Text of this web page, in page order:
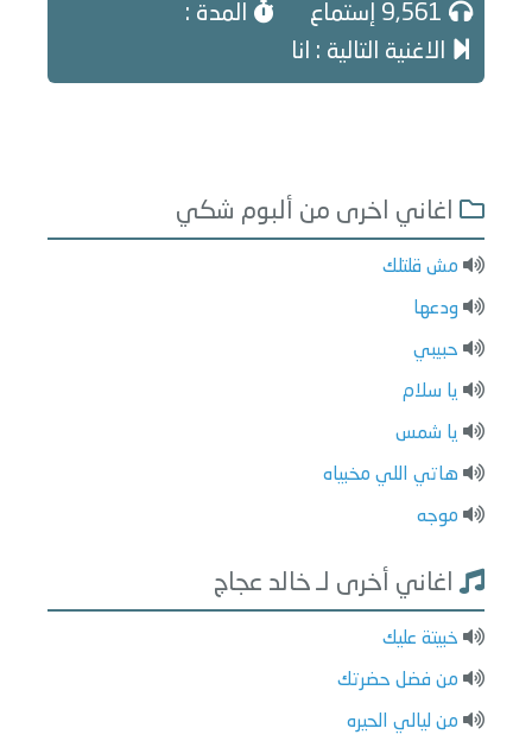
المدة :
الاغنية التالية : انا
اغاني اخرى من ألبوم شكي
مش قلتلك
ودعها
حبيبي
يا سلام
يا شمس
هاتي اللي مخبياه
موجه
اغاني أخرى لـ خالد عجاج
خبيتة عليك
من فضل حضرتك
من ليالي الحيره